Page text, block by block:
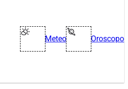
Meteo Oroscopo